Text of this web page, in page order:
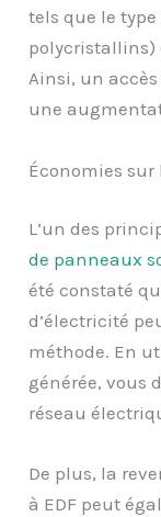
tels que le
polycristallins)
Ainsi, un
une
Économies
L’un des
de panneaux
été constaté
d’électricité
méthode. En
générée, vous
réseau
De plus, la
à EDF peut